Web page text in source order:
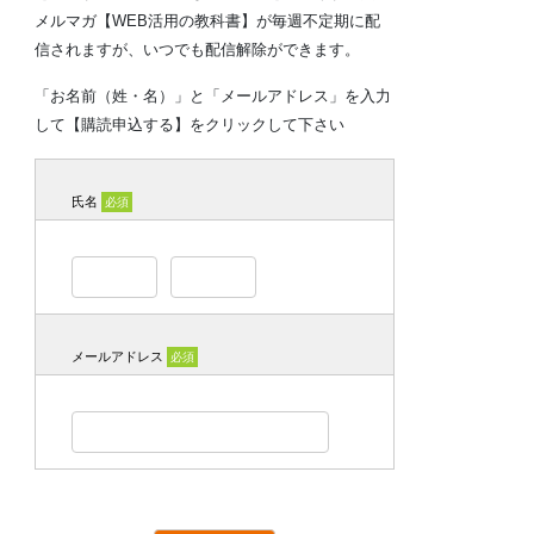
メルマガ【WEB活用の教科書】が毎週不定期に配
信されますが、いつでも配信解除ができます。
「お名前（姓・名）」と「メールアドレス」を入力
して【購読申込する】をクリックして下さい
氏名 必須
メールアドレス 必須